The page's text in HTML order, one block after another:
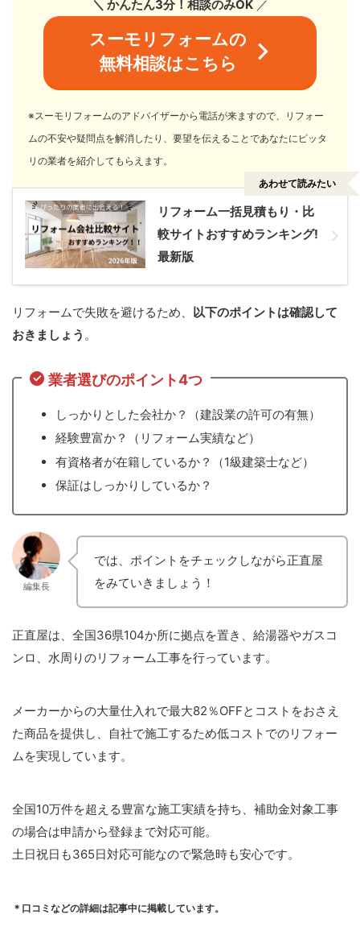
＼ かんたん3分！相談のみOK／
スーモリフォームの
無料相談はこちら
※スーモリフォームのアドバイザーから電話が来ますので、リフォー
ムの不安や疑問点を解消したり、要望を伝えることであなたにピッタ
リの業者を紹介してもらえます。
リフォーム一括見積もり・比
較サイトおすすめランキング!
最新版
あわせて読みたい
リフォームで失敗を避けるため、 以下のポイントは確認して
おきましょう 。
業者選びのポイント4つ
しっかりとした会社か？（建設業の許可の有無）
経験豊富か？（リフォーム実績など）
有資格者が在籍しているか？（1級建築士など）
保証はしっかりしているか？
編集長
では、ポイントをチェックしながら正直屋
をみていきましょう！
正直屋は、全国36県104か所に拠点を置き、給湯器やガスコ
ンロ、水周りのリフォーム工事を行っています。
メーカーからの大量仕入れで最大82％OFFとコストをおさえ
た商品を提供し、自社で施工するため低コストでのリフォー
ムを実現しています。
全国10万件を超える豊富な施工実績を持ち、補助金対象工事
の場合は申請から登録まで対応可能。
土日祝日も365日対応可能なので緊急時も安心です。
＊口コミなどの詳細は記事中に掲載しています。